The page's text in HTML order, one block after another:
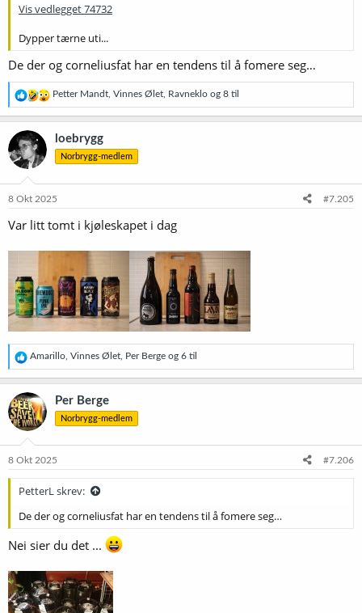
Vis vedlegget 74732
Dypper tærne uti...
De der og corneliusfat har en tendens til å fomere seg…
R
e
a
k
n
e
:
Petter Mandt Vinnes Ølet Ravneklo og 8 til
loebrygg
Norbrygg-medlem
8 Okt 2025 #7.205
Var litt tomt i kjøleskapet i dag
R
e
a
k
s
j
o
e
Amarillo Vinnes Ølet Per Berge og 6 til
Per Berge
Norbrygg-medlem
8 Okt 2025 #7.206
PetterL skrev:
De der og corneliusfat har en tendens til å fomere seg…
Nei sier du det ...